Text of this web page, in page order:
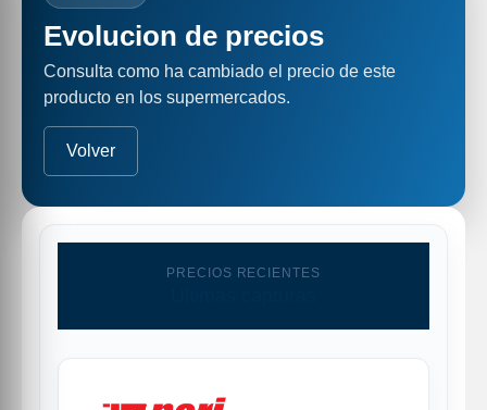
Evolucion de precios
Consulta como ha cambiado el precio de este
producto en los supermercados.
Volver
PRECIOS RECIENTES